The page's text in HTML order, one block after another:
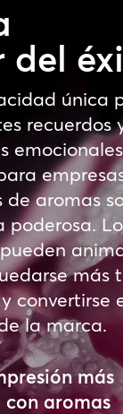
del
única
recuerdos
de aromas
poderosa.
más
convertirse
la marca.
más
aromas